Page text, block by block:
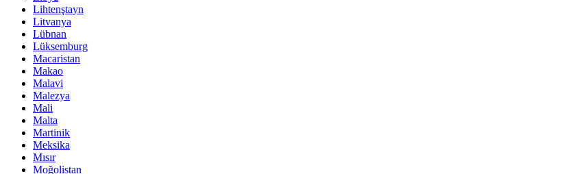
Lihtenştayn
Litvanya
Lübnan
Lüksemburg
Macaristan
Makao
Malavi
Malezya
Mali
Malta
Martinik
Meksika
Mısır
Moğolistan